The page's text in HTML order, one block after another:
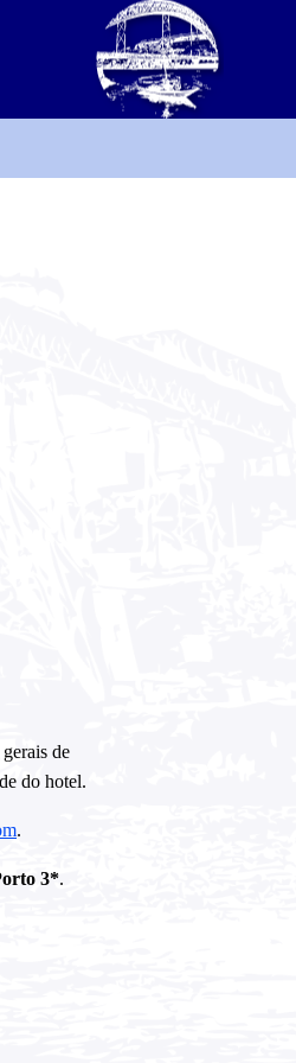
de
do hotel.
.
3*.